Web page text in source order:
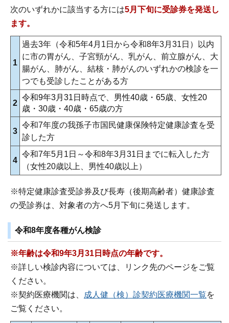
次のいずれかに該当する方には5月下旬に受診券を発送し
ます。
1
過去3年（令和5年4月1日から令和8年3月31日）以内
に市の胃がん、子宮頸がん、乳がん、前立腺がん、大
腸がん、肺がん、結核・肺がんのいずれかの検診を一
つでも受診したことがある方
2
令和9年3月31日時点で、男性40歳・65歳、女性20
歳・30歳・40歳・65歳の方
3
令和7年度の我孫子市国民健康保険特定健康診査を受
診した方
4
令和7年5月1日～令和8年3月31日までに転入した方
（女性20歳以上、男性40歳以上）
※特定健康診査受診券及び長寿（後期高齢者）健康診査
の受診券は、対象者の方へ5月下旬に発送します。
令和8年度各種がん検診
※年齢は令和9年3月31日時点の年齢です。
※詳しい検診内容については、リンク先のページをご覧
ください。
※契約医療機関は、
成人健（検）診契約医療機関一覧を
ご覧ください。